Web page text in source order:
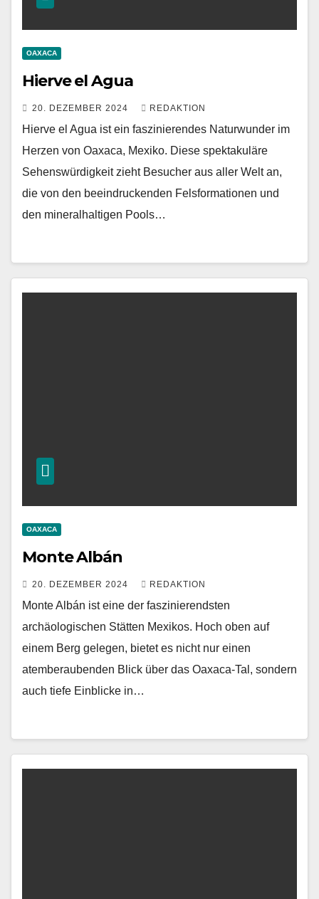
OAXACA
Hierve el Agua
20. DEZEMBER 2024 REDAKTION
Hierve el Agua ist ein faszinierendes Naturwunder im
Herzen von Oaxaca, Mexiko. Diese spektakuläre
Sehenswürdigkeit zieht Besucher aus aller Welt an,
die von den beeindruckenden Felsformationen und
den mineralhaltigen Pools…
OAXACA
Monte Albán
20. DEZEMBER 2024 REDAKTION
Monte Albán ist eine der faszinierendsten
archäologischen Stätten Mexikos. Hoch oben auf
einem Berg gelegen, bietet es nicht nur einen
atemberaubenden Blick über das Oaxaca-Tal, sondern
auch tiefe Einblicke in…